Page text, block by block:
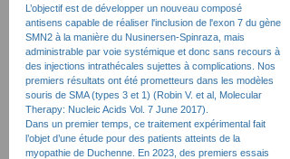
L’objectif est de développer un nouveau composé
antisens capable de réaliser l'inclusion de l'exon 7 du gène
SMN2 à la manière du Nusinersen-Spinraza, mais
administrable par voie systémique et donc sans recours à
des injections intrathécales sujettes à complications. Nos
premiers résultats ont été prometteurs dans les modèles
souris de SMA (types 3 et 1) (Robin V. et al, Molecular
Therapy: Nucleic Acids Vol. 7 June 2017).
Dans un premier temps, ce traitement expérimental fait
l’objet d’une étude pour des patients atteints de la
myopathie de Duchenne. En 2023, des premiers essais